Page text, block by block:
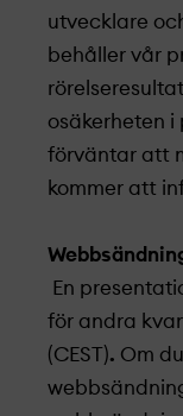
utvecklare
behåller vår
osäkerheten i
förväntar att
kommer att
En
för andra
(CEST). Om